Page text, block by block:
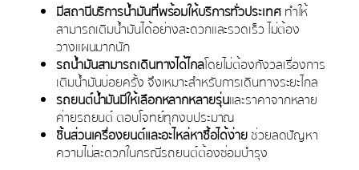
มีสถานีบริการน้ำมันที่พร้อมให้บริการทั่วประเทศทำให้
สามารถเติมน้ำมันได้อย่างสะดวกและรวดเร็ว ไม่ต้อง
วางแผนมากนัก
รถน้ำมันสามารถเดินทางได้ไกลโดยไม่ต้องกังวลเรื่องการ
เติมน้ำมันบ่อยครั้ง จึงเหมาะสำหรับการเดินทางระยะไกล
รถยนต์น้ำมันมีให้เลือกหลากหลายรุ่นและราคาจากหลาย
ค่ายรถยนต์ ตอบโจทย์ทุกงบประมาณ
ชิ้นส่วนเครื่องยนต์และอะไหล่หาซื้อได้ง่ายช่วยลดปัญหา
ความไม่สะดวกในกรณีรถยนต์ต้องซ่อมบำรุง